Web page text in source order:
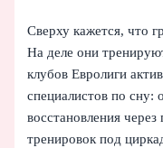
Сверху кажется, что
На деле они
клубов Евролиги
специалистов по сну:
восстановления
тренировок под